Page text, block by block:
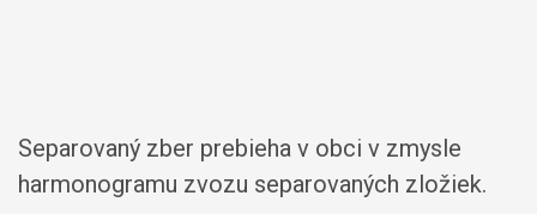
Separovaný zber prebieha v obci v zmysle
harmonogramu zvozu separovaných zložiek.